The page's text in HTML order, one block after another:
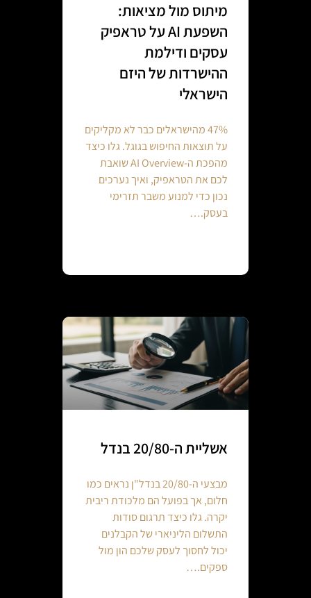
מיתוס מול מציאות:
השפעת AI על טראפיק
עסקים ודילמת
ההישרדות של היזם
הישראלי
47% מהישראלים כבר לא מקליקים
על תוצאות החיפוש בגוגל. גלו כיצד
מהפכת ה-AI Overview שואבת
לכם את הטראפיק, ואיך נערכים
נכון כדי למנוע משבר תזרימי
בעסק.…
אשליית ה-20/80 בנדל
מבצעי ה-20/80 בנדל"ן נראים כמו
חלום, אך בפועל הם מלכודת ריבית
יקרה. גלו כיצד תרגום סודות
התשלום הליניארי של הקבלנים
יכול לחסוך לעסק שלכם הון מול
ספקים.…